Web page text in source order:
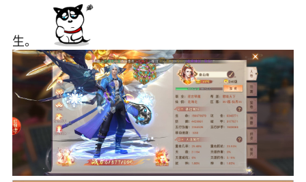
想要更快入门社区，请阅读【新手宝典】
花农场 藏宝阁 夺宝岛 金券所 刮部落
新手宝典
社区入门必看指南
0.1折手游
多款游戏任君畅玩
生。